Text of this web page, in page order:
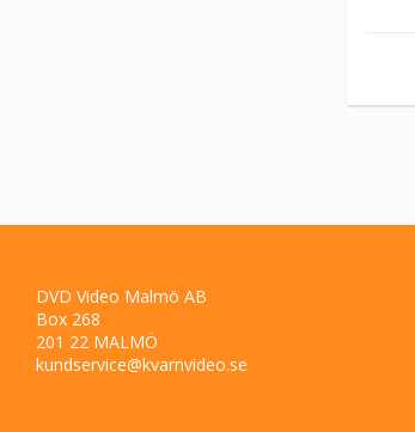
DVD Video Malmö AB
Box 268
201 22 MALMÖ
kundservice@kvarnvideo.se